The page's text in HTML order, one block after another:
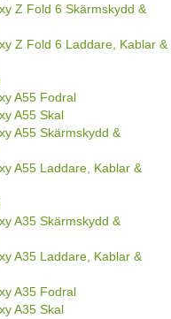
Z Fold 6 Skärmskydd &
Z Fold 6 Laddare, Kablar &
A55 Fodral
A55 Skal
A55 Skärmskydd &
A55 Laddare, Kablar &
A35 Skärmskydd &
A35 Laddare, Kablar &
A35 Fodral
A35 Skal